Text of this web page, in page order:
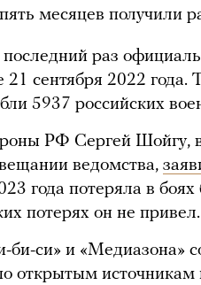
месяцев получили
раз
сентября 2022 года.
5937 российских
РФ Сергей Шойгу,
ведомства,
года потеряла в боях
потерях он не привел.
би-си» и «Медиазона»
открытым